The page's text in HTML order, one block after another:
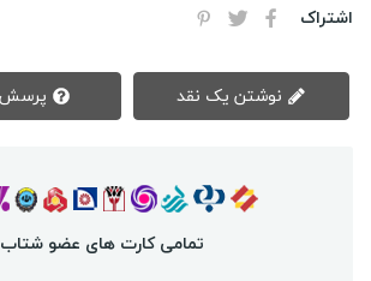
اشتراک
تمامی کارت های عضو شتاب